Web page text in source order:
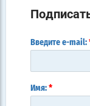
Введите e-mail:
Имя: *